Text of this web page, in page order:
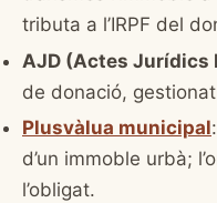
tributa a l’IRPF del
AJD (Actes Jurídics
de donació, gestionat
Plusvàlua municipal
d’un immoble urbà;
l’obligat.